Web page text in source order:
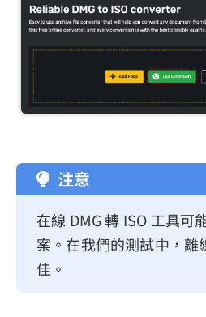
注意
在線 DMG 轉 ISO 工具可
案。在我們的測試中，離
佳。